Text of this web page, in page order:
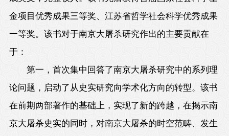
金项目优秀成果三等奖、江苏省哲学社会科学优秀成果
一等奖。该书对于南京大屠杀研究作出的主要贡献在
于：
第一，首次集中回答了南京大屠杀研究中的系列理
论问题，启动了从史实研究向学术化方向的转型。该书
在前期两部著作的基础上，实现了新的跨越，在揭示南
京大屠杀史实的同时，对南京大屠杀的时空范畴、发生